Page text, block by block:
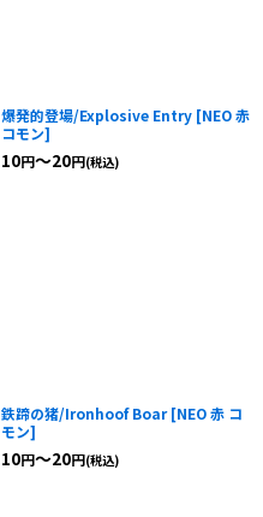
爆発的登場/Explosive Entry [NEO 赤
コモン]
10円～20円(税込)
鉄蹄の猪/Ironhoof Boar [NEO 赤 コ
モン]
10円～20円(税込)